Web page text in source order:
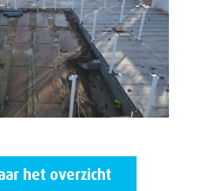
het overzicht